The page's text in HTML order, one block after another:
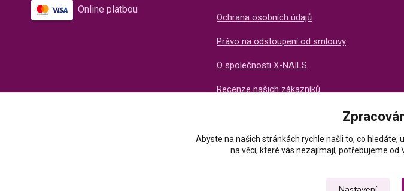
Online platbou
Ochrana osobních údajů
Právo na odstoupení od smlouvy
O společnosti X-NAILS
Recenze našich zákazníků
Abyste na našich stránkách rychle našli to, co
na věci, které vás nezajímají, potřebujeme od